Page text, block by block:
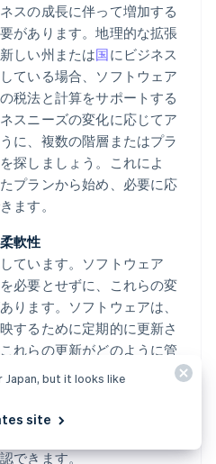
スの成長に伴って増加する
があります。地理的な拡張
しい州または国にビジネス
ている場合、ソフトウェア
税法と計算をサポートする
スニーズの変化に応じてア
に、複数の階層またはプラ
探しましょう。これによ
プランから始め、必要に応
ます。
軟性
ています。ソフトウェア
必要とせずに、これらの変
ります。ソフトウェアは、
するために定期的に更新さ
れらの更新がどのように管
更新、または手動で実施する
す。法改正に対応するため
考えてみましょう。これ
できます。
Japan, but it looks like
site